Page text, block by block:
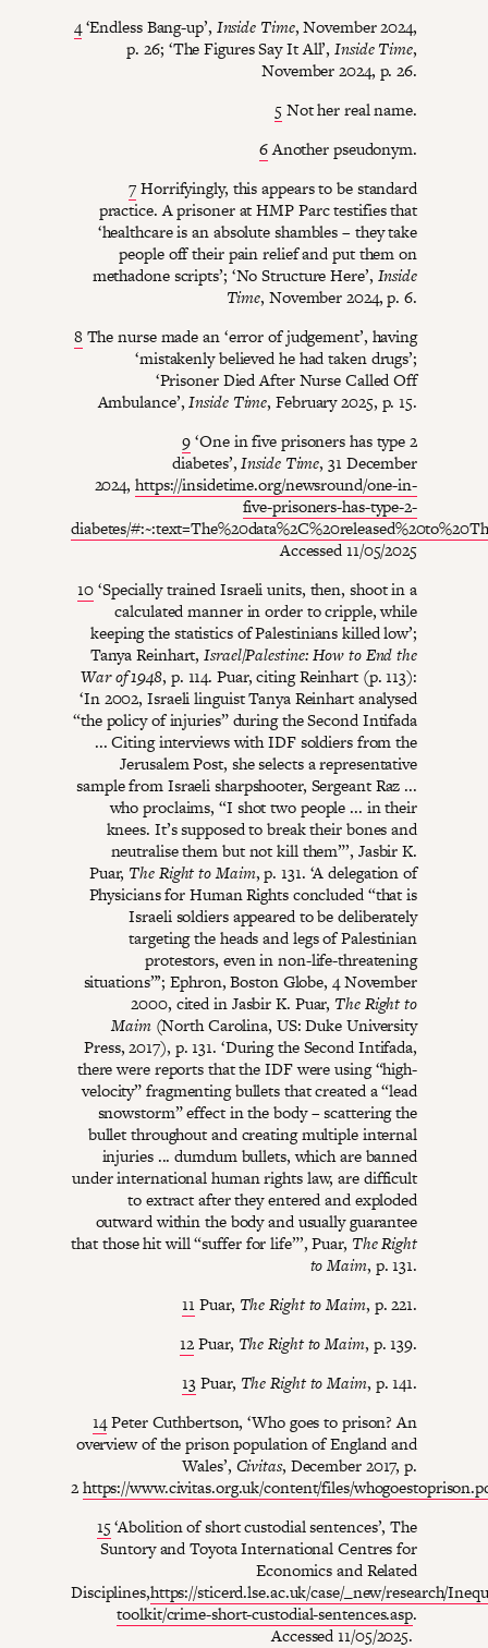
4‘Endless Bang-up’, Inside Time, November 2024,
p. 26; ‘The Figures Say It All’,Inside Time,
November 2024, p. 26.
5Not her real name.
6Another pseudonym.
7Horrifyingly, this appears to be standard
practice. A prisoner at HMP Parc testifies that
‘healthcare is an absolute shambles – they take
people off their pain relief and put them on
methadone scripts’; ‘No Structure Here’, Inside
Time, November 2024, p. 6.
8 The nurse made an ‘error of judgement’, having
‘mistakenly believed he had taken drugs’;
‘Prisoner Died After Nurse Called Off
Ambulance’,Inside Time, February 2025, p. 15.
9‘One in five prisoners has type 2
diabetes’,Inside Time, 31 December
2024, https://insidetime.org/newsround/one-in-
five-prisoners-has-type-2-
diabetes/
Accessed 11/05/2025
10‘Specially trained Israeli units, then, shoot in a
calculated manner in order to cripple, while
keeping the statistics of Palestinians killed low’;
Tanya Reinhart,Israel/Palestine: How to End the
War of 1948, p. 114. Puar, citing Reinhart (p. 113):
‘In 2002, Israeli linguist Tanya Reinhart analysed
“the policy of injuries” during the Second Intifada
... Citing interviews with IDF soldiers from the
Jerusalem Post, she selects a representative
sample from Israeli sharpshooter, Sergeant Raz ...
who proclaims, “I shot two people ... in their
knees. It’s supposed to break their bones and
neutralise them but not kill them”’, Jasbir K.
Puar, The Right to Maim, p. 131. ‘A delegation of
Physicians for Human Rights concluded “that is
Israeli soldiers appeared to be deliberately
targeting the heads and legs of Palestinian
protestors, even in non-life-threatening
situations”’; Ephron, Boston Globe, 4 November
2000, cited in Jasbir K. Puar, The Right to
Maim(North Carolina, US: Duke University
Press, 2017), p. 131. ‘During the Second Intifada,
there were reports that the IDF were using “high-
velocity” fragmenting bullets that created a “lead
snowstorm” effect in the body – scattering the
bullet throughout and creating multiple internal
injuries ... dumdum bullets, which are banned
under international human rights law, are difficult
to extract after they entered and exploded
outward within the body and usually guarantee
that those hit will “suffer for life”’, Puar, The Right
to Maim, p. 131.
11 Puar, The Right to Maim, p. 221.
12Puar, The Right to Maim, p. 139.
13Puar, The Right to Maim, p. 141.
14Peter Cuthbertson, ‘Who goes to prison? An
overview of the prison population of England and
Wales’, Civitas, December 2017, p.
2https://www.civitas.org.uk/content/files/
15‘Abolition of short custodial sentences’, The
Suntory and Toyota International Centres for
Economics and Related
Disciplines,https://sticerd.lse.ac.uk/case/_new/research/
toolkit/crime-short-custodial-sentences.asp.
Accessed 11/05/2025.